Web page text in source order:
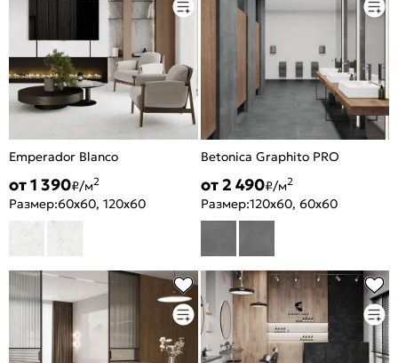
Emperador Blanco
от 1 390₽/м2
Размер:60x60, 120x60
Betonica Graphito PRO
от 2 490₽/м2
Размер:120x60, 60x60